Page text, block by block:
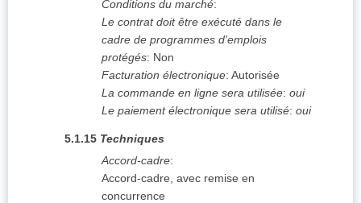
Conditions du marché:
Le contrat doit être exécuté dans le
cadre de programmes d'emplois
protégés: Non
Facturation électronique: Autorisée
La commande en ligne sera utilisée: oui
Le paiement électronique sera utilisé: oui
5.1.15 Techniques
Accord-cadre:
Accord-cadre, avec remise en
concurrence